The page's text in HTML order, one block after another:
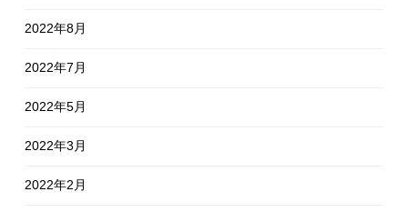
2022年8月
2022年7月
2022年5月
2022年3月
2022年2月